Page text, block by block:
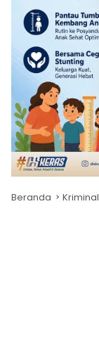
Beranda Kriminal